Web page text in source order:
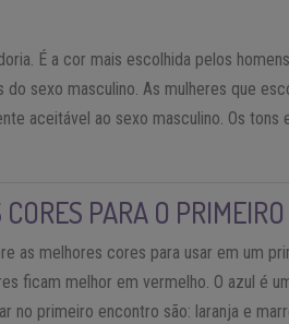
É a cor mais escolhida pelos
do sexo masculino. As mulheres que
aceitável ao sexo masculino. Os
PARA O
as melhores cores para usar em um
ficam melhor em vermelho. O azul é
no primeiro encontro são: laranja e